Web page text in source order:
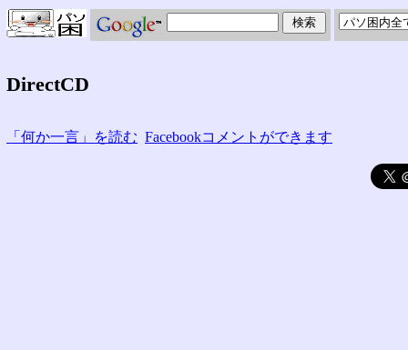
DirectCD
「何か一言」を読む Facebookコメントができます